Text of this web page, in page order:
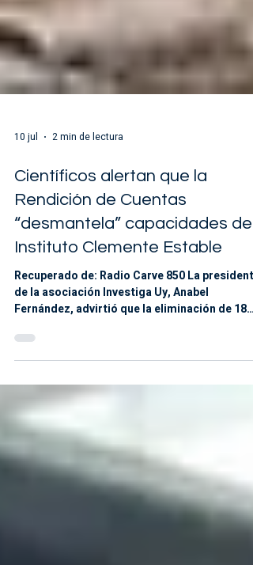
Científicos alertan que la
Rendición de Cuentas
“desmantela” capacidades del
Instituto Clemente Estable
de la asociación Investiga Uy, Anabel
Fernández, advirtió que la eliminación de 18
Investigaciones Biológicas Clemente Estable,
prevista en el proyecto de Rendición de
Cuentas, compromete el desarrollo futuro de
la investigación científica en Uruguay. En
entrevista con Posta Oriental, Fernández
explicó que, aunque el gobierno sostiene que
medida no implica despidos porque se trata